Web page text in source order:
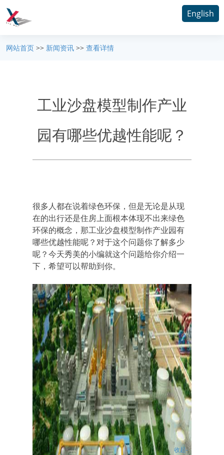
English
网站首页 >> 新闻资讯 >> 查看详情
工业沙盘模型制作产业
园有哪些优越性能呢？
很多人都在说着绿色环保，但是无论是从现
在的出行还是住房上面根本体现不出来绿色
环保的概念，那工业沙盘模型制作产业园有
哪些优越性能呢？对于这个问题你了解多少
呢？今天秀美的小编就这个问题给你介绍一
下，希望可以帮助到你。
收起-